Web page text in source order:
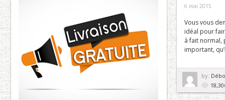
6 mai 2015
Vous vous
idéal pour
à fait normal,
important,
by: